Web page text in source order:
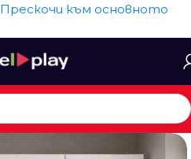
Прескочи към основното